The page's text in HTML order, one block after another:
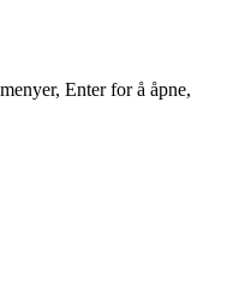
Enter for å åpne,